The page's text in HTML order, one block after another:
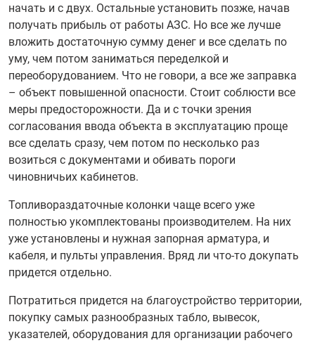
начать и с двух. Остальные установить позже, начав
получать прибыль от работы АЗС. Но все же лучше
вложить достаточную сумму денег и все сделать по
уму, чем потом заниматься переделкой и
переоборудованием. Что не говори, а все же заправка
– объект повышенной опасности. Стоит соблюсти все
меры предосторожности. Да и с точки зрения
согласования ввода объекта в эксплуатацию проще
все сделать сразу, чем потом по несколько раз
возиться с документами и обивать пороги
чиновничьих кабинетов.
Топливораздаточные колонки чаще всего уже
полностью укомплектованы производителем. На них
уже установлены и нужная запорная арматура, и
кабеля, и пульты управления. Вряд ли что-то докупать
придется отдельно.
Потратиться придется на благоустройство территории,
покупку самых разнообразных табло, вывесок,
указателей, оборудования для организации рабочего